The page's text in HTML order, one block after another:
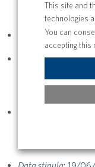
della Regione
Numero: 50
Contraente:
persone
personale della
This site and
technologies
You can
accepting this